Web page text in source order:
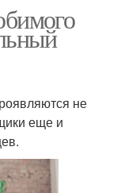
не
еще и